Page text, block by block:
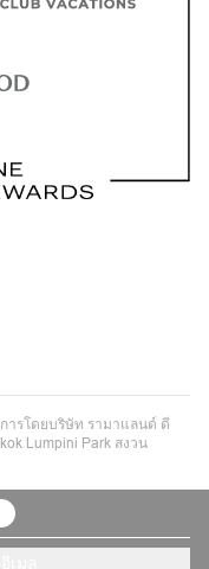
ารโดยบริษัท รามาแลนด์ ดี
Lumpini Park สงวน